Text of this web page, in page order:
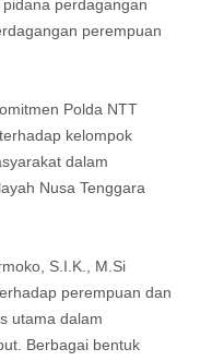
perdagangan
perempuan
Polda NTT
kelompok
dalam
Nusa Tenggara
S.I.K., M.Si
perempuan dan
utama dalam
Berbagai bentuk